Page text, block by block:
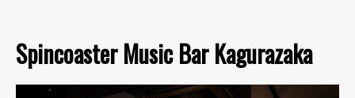
Spincoaster Music Bar Kagurazaka